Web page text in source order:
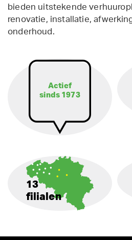
bieden uitstekende
renovatie, installatie,
onderhoud.
Actief
sinds 1973
13
filialen